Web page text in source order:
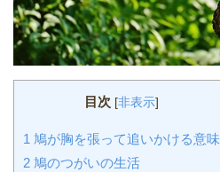
目次 [非表示]
1 鳩が胸を張って追いかける意味
2 鳩のつがいの生活